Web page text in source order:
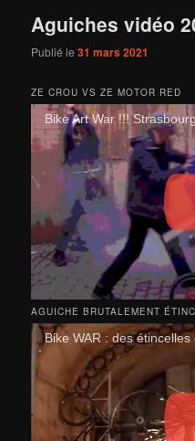
Aguiches vidéo
Publié le31 mars 2021
ZE CROU VS ZE MOTOR RED
Bike Art War !!! Strasbourg
AGUICHE BRUTALEMENT
Bike WAR : des